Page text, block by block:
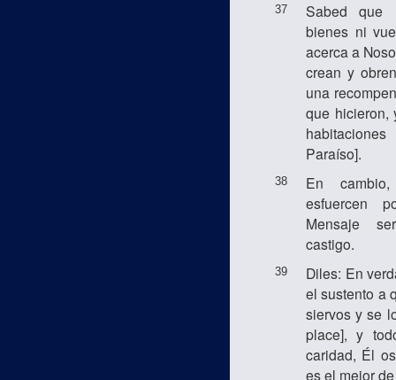
37
Sabed que
bienes ni
acerca a
crean y
una
que hicieron,
Paraíso].
38
En
esfuercen
Mensaje
castigo.
39
Diles: En
el sustento a
siervos y se
place], y
caridad, Él
es el mejor